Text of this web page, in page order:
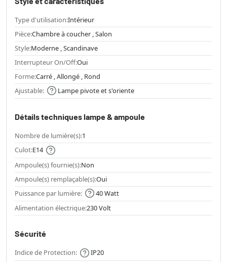
Type d'utilisation:Intérieur
Pièce:Chambre à coucher , Salon
Style:Moderne , Scandinave
Interrupteur On/Off:Oui
Forme:Carré , Allongé , Rond
Ajustable:
Lampe pivote et s'oriente
Détails techniques lampe & ampoule
Nombre de lumière(s):1
Culot:E14
Ampoule(s) fournie(s):Non
Ampoule(s) remplaçable(s):Oui
Puissance par lumière:
40 Watt
Alimentation électrique:230 Volt
Sécurité
Indice de Protection:
IP20